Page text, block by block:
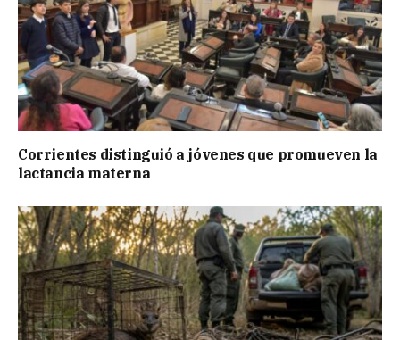
Corrientes distinguió a jóvenes que promueven la
lactancia materna